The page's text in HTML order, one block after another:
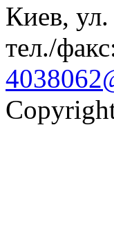
Киев,
тел./